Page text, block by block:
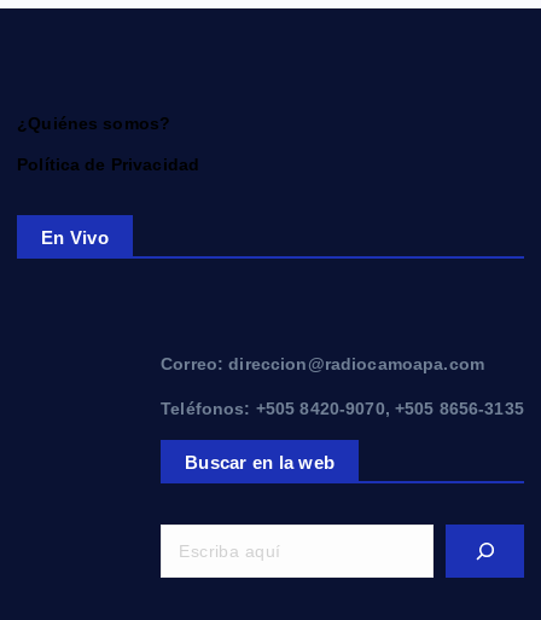
¿Quiénes somos?
Política de Privacidad
En Vivo
Correo: direccion@radiocamoapa.com
Teléfonos: +505 8420-9070, +505 8656-3135
Buscar en la web